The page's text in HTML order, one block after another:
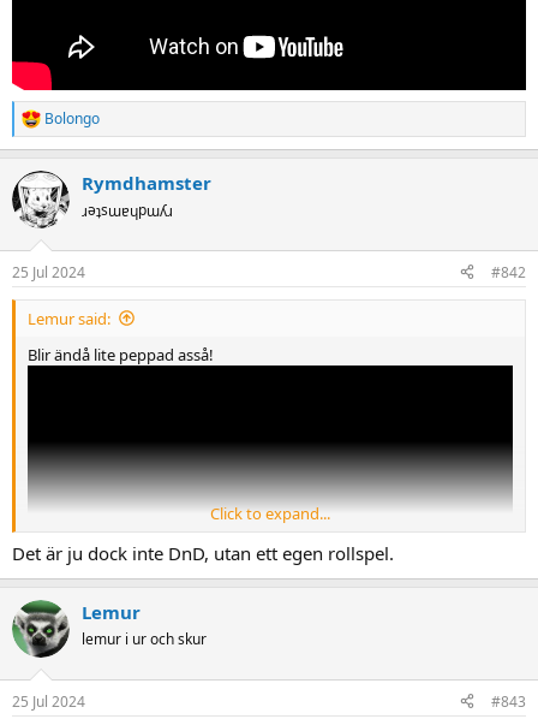
R
e
c
t
i
s
:
Bolongo
Rymdhamster
ɹǝʇsɯɐɥpɯʎɹ
25 Jul 2024 #842
Lemur said:
Blir ändå lite peppad asså!
Click to expand...
Det är ju dock inte DnD, utan ett egen rollspel.
Lemur
lemur i ur och skur
25 Jul 2024 #843